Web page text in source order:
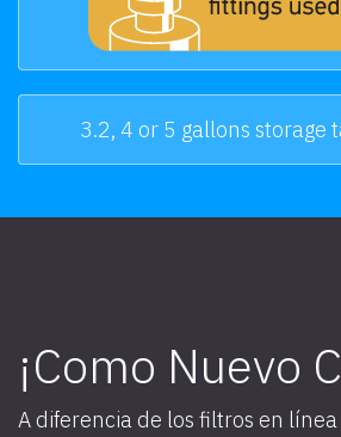
3.2, 4 or 5 gallons storage
¡Como Nuevo
A diferencia de los filtros en